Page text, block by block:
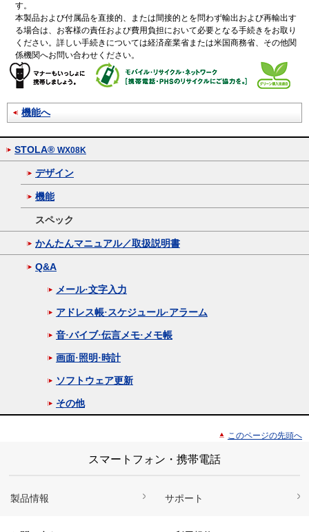
す。
本製品および付属品を直接的、または間接的とを問わず輸出および再輸出す
る場合は、お客様の責任および費用負担において必要となる手続きをお取り
ください。詳しい手続きについては経済産業省または米国商務省、その他関
係機関へお問い合わせください。
機能へ
STOLA® WX08K
デザイン
機能
スペック
かんたんマニュアル／取扱説明書
Q&A
メール·文字入力
アドレス帳·スケジュール·アラーム
音·バイブ·伝言メモ·メモ帳
画面·照明·時計
ソフトウェア更新
その他
このページの先頭へ
スマートフォン・携帯電話
製品情報 サポート